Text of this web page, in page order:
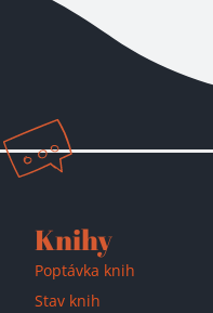
Knihy
Poptávka knih
Stav knih